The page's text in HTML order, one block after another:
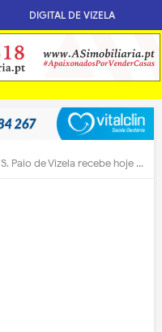
DIGITAL DE VIZELA
S. Paio de Vizela recebe hoje prenda de bodas de ouro